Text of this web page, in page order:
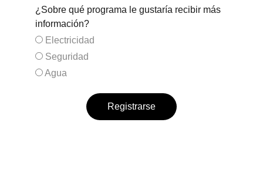
¿Sobre qué programa le gustaría recibir más
información?
Electricidad
Seguridad
Agua
Registrarse